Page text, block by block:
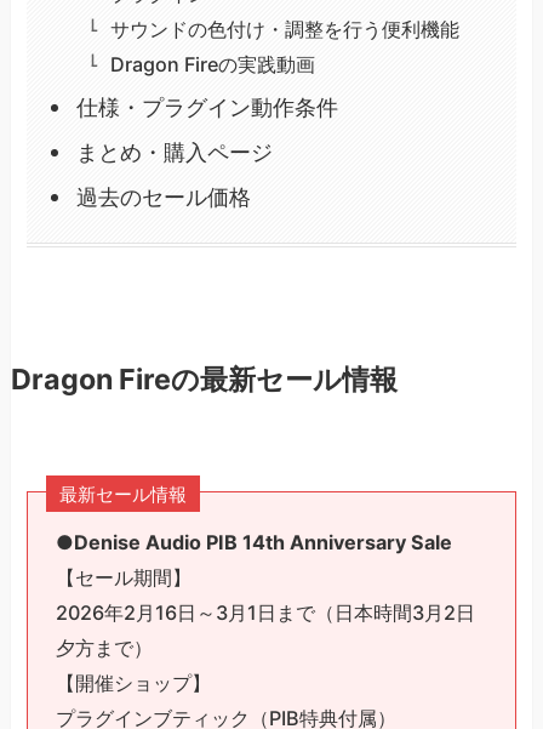
サウンドの色付け・調整を行う便利機能
Dragon Fireの実践動画
仕様・プラグイン動作条件
まとめ・購入ページ
過去のセール価格
Dragon Fireの最新セール情報
最新セール情報
●Denise Audio PIB 14th Anniversary Sale
【セール期間】
2026年2月16日～3月1日まで（日本時間3月2日
夕方まで）
【開催ショップ】
プラグインブティック（PIB特典付属）